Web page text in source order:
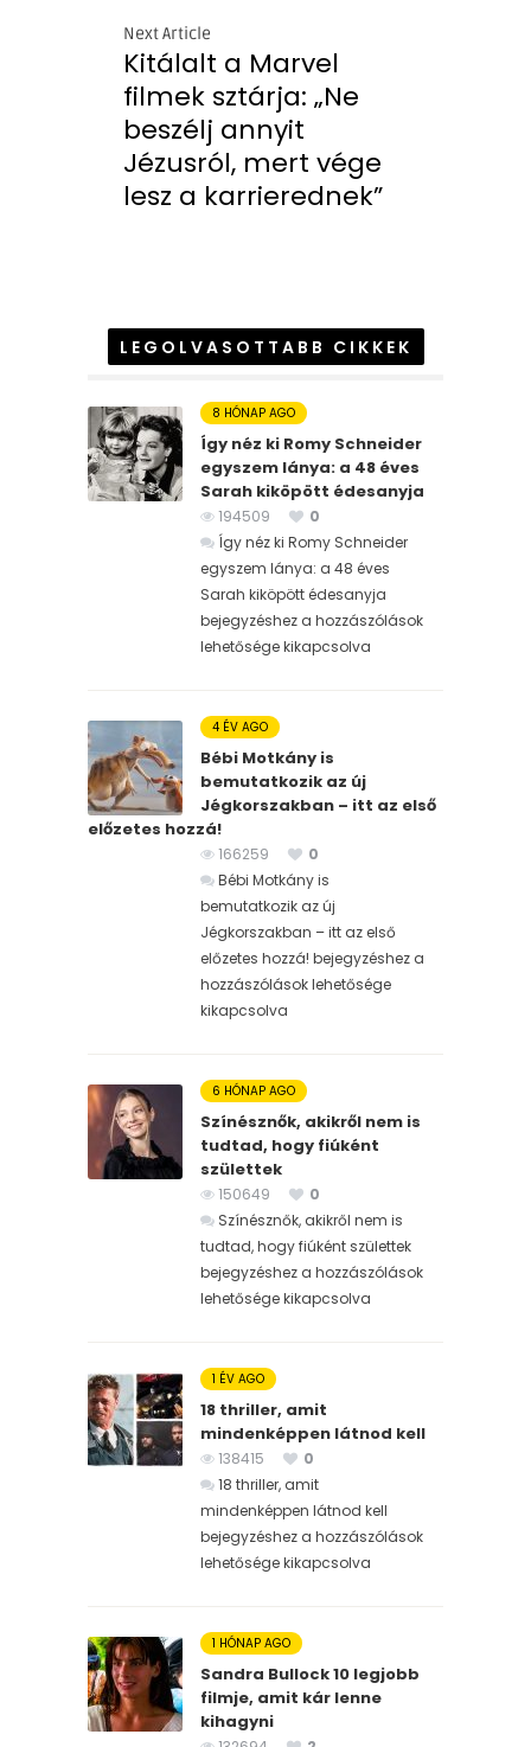
Next Article
Kitálalt a Marvel
filmek sztárja: „Ne
beszélj annyit
Jézusról, mert vége
lesz a karrierednek”
LEGOLVASOTTABB CIKKEK
8 HÓNAP AGO
Így néz ki Romy Schneider
egyszem lánya: a 48 éves
Sarah kiköpött édesanyja
194509
0
Így néz ki Romy Schneider
egyszem lánya: a 48 éves
Sarah kiköpött édesanyja
bejegyzéshez a hozzászólások
lehetősége kikapcsolva
4 ÉV AGO
Bébi Motkány is
bemutatkozik az új
Jégkorszakban – itt az első
előzetes hozzá!
166259
0
Bébi Motkány is
bemutatkozik az új
Jégkorszakban – itt az első
előzetes hozzá! bejegyzéshez a
hozzászólások lehetősége
kikapcsolva
6 HÓNAP AGO
Színésznők, akikről nem is
tudtad, hogy fiúként
születtek
150649
0
Színésznők, akikről nem is
tudtad, hogy fiúként születtek
bejegyzéshez a hozzászólások
lehetősége kikapcsolva
1 ÉV AGO
18 thriller, amit
mindenképpen látnod kell
138415
0
18 thriller, amit
mindenképpen látnod kell
bejegyzéshez a hozzászólások
lehetősége kikapcsolva
1 HÓNAP AGO
Sandra Bullock 10 legjobb
filmje, amit kár lenne
kihagyni